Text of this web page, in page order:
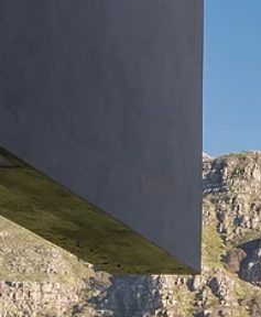
რენჯ როვერი
რენჯ როვერ სპორტი
რენჯ როვერ ველარი
რენჯ როვერ ევოუქი